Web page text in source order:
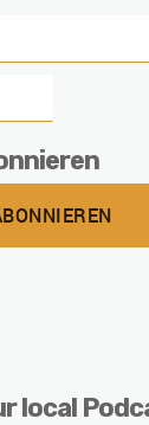
local